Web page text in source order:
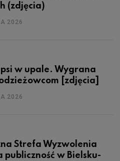
(zdjęcia)
2026
w upale. Wygrana
[zdjęcia]
2026
Strefa Wyzwolenia
publiczność w Bielsku-